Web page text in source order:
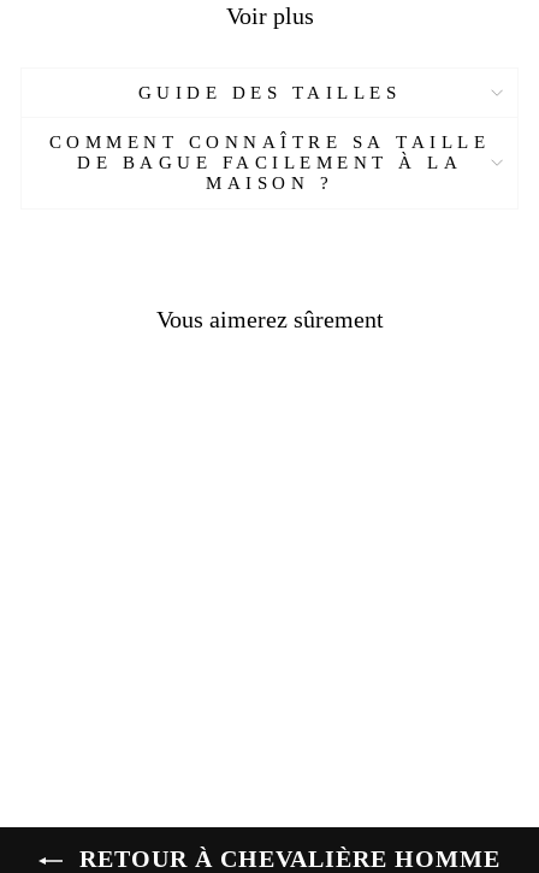
Argent, noir
57-67 mm
Délais de livraison : 2 semaines
Voir plus
GUIDE DES TAILLES
COMMENT CONNAÎTRE SA TAILLE
DE BAGUE FACILEMENT À LA
MAISON ?
Vous aimerez sûrement
RETOUR À CHEVALIÈRE HOMME